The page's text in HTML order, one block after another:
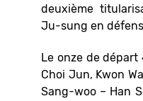
deuxième
Ju-sung en
Le onze de
Choi Jun, Kwon
Sang-woo – Han